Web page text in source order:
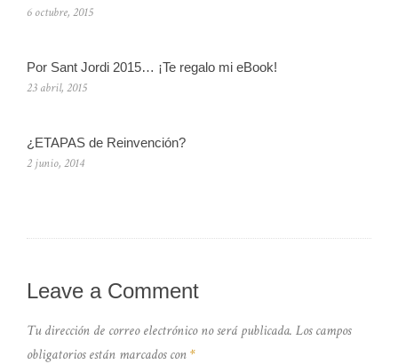
6 octubre, 2015
Por Sant Jordi 2015… ¡Te regalo mi eBook!
23 abril, 2015
¿ETAPAS de Reinvención?
2 junio, 2014
Leave a Comment
Tu dirección de correo electrónico no será publicada. Los campos
obligatorios están marcados con*